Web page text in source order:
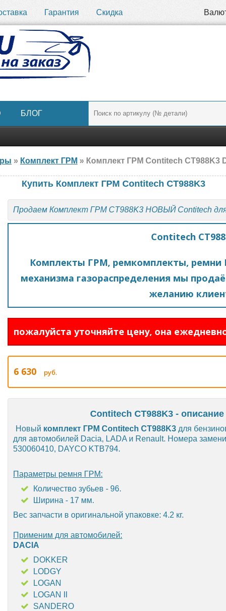
Гарантия Скидка
БЛОГ
» Комплект ГРМ » Комплект ГРМ Contitech
Купить Комплект ГРМ Contitech CT988K3
Продаем Комплект ГРМ CT988K3 НОВЫЙ Contitech
Contitech
Комплекты ГРМ, ремкомплекты, ремни
механизма газораспределения мы
желанию
пожалуйста уточняйте цену, она
6 630 руб.
Contitech CT988K3 -
Новый комплект ГРМ Contitech CT988K3 для
для автомобилей Dacia, LADA и Renault. Номера
530060410, DAYCO KTB794.
Параметры ремня ГРМ:
Количество зубьев - 96.
Ширина - 17 мм.
Вес запчасти в оригинальной упаковке: 4.2 кг.
Применим для автомобилей:
DACIA
DOKKER
LODGY
LOGAN
LOGAN II
SANDERO